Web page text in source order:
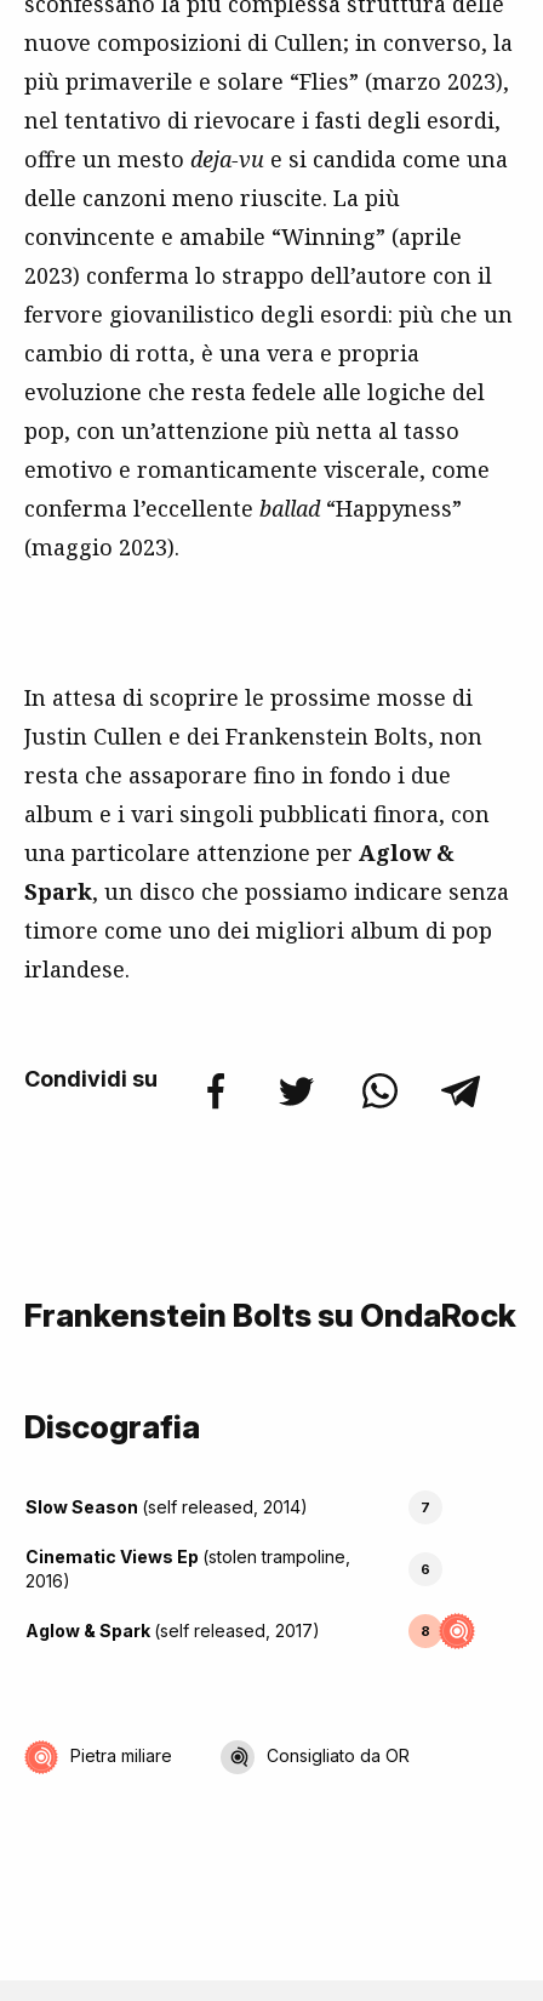
nuove composizioni di Cullen; in converso, la
più primaverile e solare “Flies” (marzo 2023),
nel tentativo di rievocare i fasti degli esordi,
offre un mesto deja-vu e si candida come una
delle canzoni meno riuscite. La più
convincente e amabile “Winning” (aprile
2023) conferma lo strappo dell’autore con il
fervore giovanilistico degli esordi: più che un
cambio di rotta, è una vera e propria
evoluzione che resta fedele alle logiche del
pop, con un’attenzione più netta al tasso
emotivo e romanticamente viscerale, come
conferma l’eccellente ballad“Happyness”
(maggio 2023).
In attesa di scoprire le prossime mosse di
Justin Cullen e dei Frankenstein Bolts, non
resta che assaporare fino in fondo i due
album e i vari singoli pubblicati finora, con
una particolare attenzione per Aglow &
Spark, un disco che possiamo indicare senza
timore come uno dei migliori album di pop
irlandese.
Condividi su
Frankenstein Bolts su OndaRock
Discografia
Slow Season (self released, 2014) 7
Cinematic Views Ep (stolen trampoline,
2016)
6
Aglow & Spark (self released, 2017) 8
Pietra miliare Consigliato da OR